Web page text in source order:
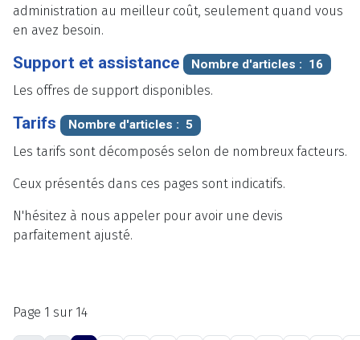
administration au meilleur coût, seulement quand vous
en avez besoin.
Support et assistance Nombre d'articles : 16
Les offres de support disponibles.
Tarifs Nombre d'articles : 5
Les tarifs sont décomposés selon de nombreux facteurs.
Ceux présentés dans ces pages sont indicatifs.
N'hésitez à nous appeler pour avoir une devis
parfaitement ajusté.
Page 1 sur 14